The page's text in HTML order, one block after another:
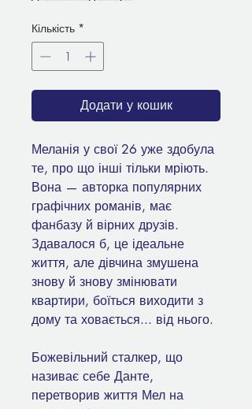
Кількість *
Додати у кошик
Меланія у свої 26 уже здобула
те, про що інші тільки мріють.
Вона — авторка популярних
графічних романів, має
фанбазу й вірних друзів.
Здавалося б, це ідеальне
життя, але дівчина змушена
знову й знову змінювати
квартири, боїться виходити з
дому та ховається... від нього.
Божевільний сталкер, що
називає себе Данте,
перетворив життя Мел на